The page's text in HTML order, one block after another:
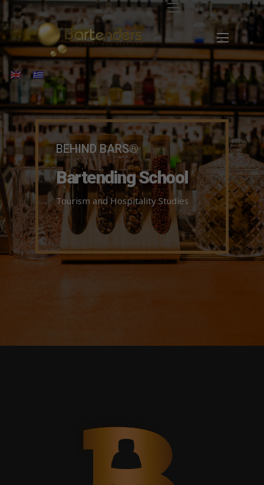
BEHIND BARS®
Bartending School
Tourism and Hospitality Studies